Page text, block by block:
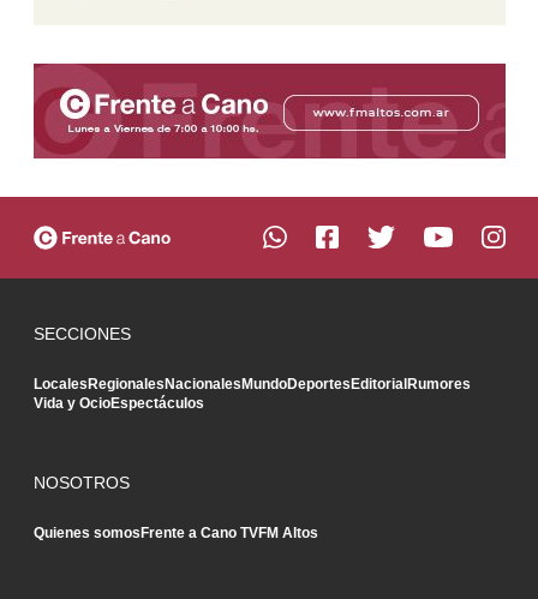
SECCIONES
LocalesRegionalesNacionalesMundoDeportesEditorialRumores
Vida y OcioEspectáculos
NOSOTROS
Quienes somosFrente a Cano TVFM Altos